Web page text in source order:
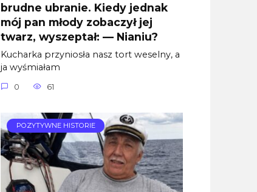
brudne ubranie. Kiedy jednak
mój pan młody zobaczył jej
twarz, wyszeptał: — Nianiu?
Kucharka przyniosła nasz tort weselny, a
ja wyśmiałam
0 61
POZYTYWNE HISTORIE